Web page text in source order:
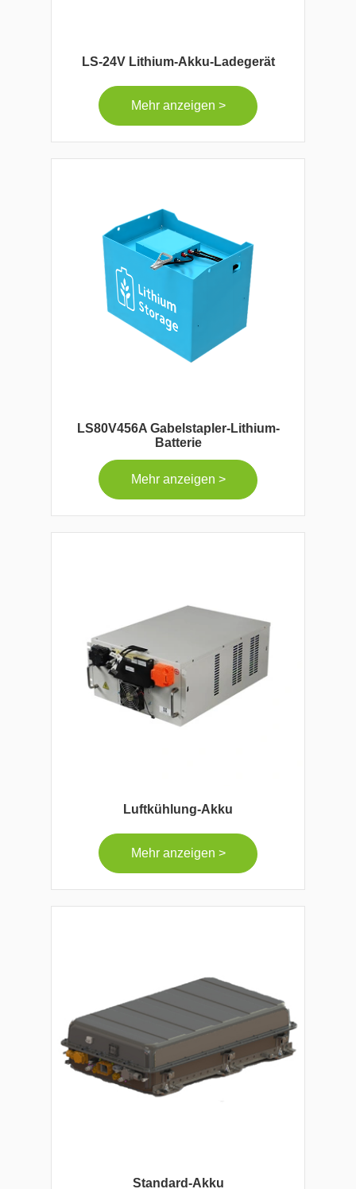
LS-24V Lithium-Akku-Ladegerät
Mehr anzeigen >
LS80V456A Gabelstapler-Lithium-
Batterie
Mehr anzeigen >
Luftkühlung-Akku
Mehr anzeigen >
Standard-Akku